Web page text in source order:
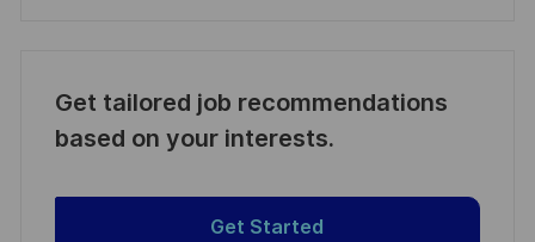
Get tailored job recommendations
based on your interests.
Get Started